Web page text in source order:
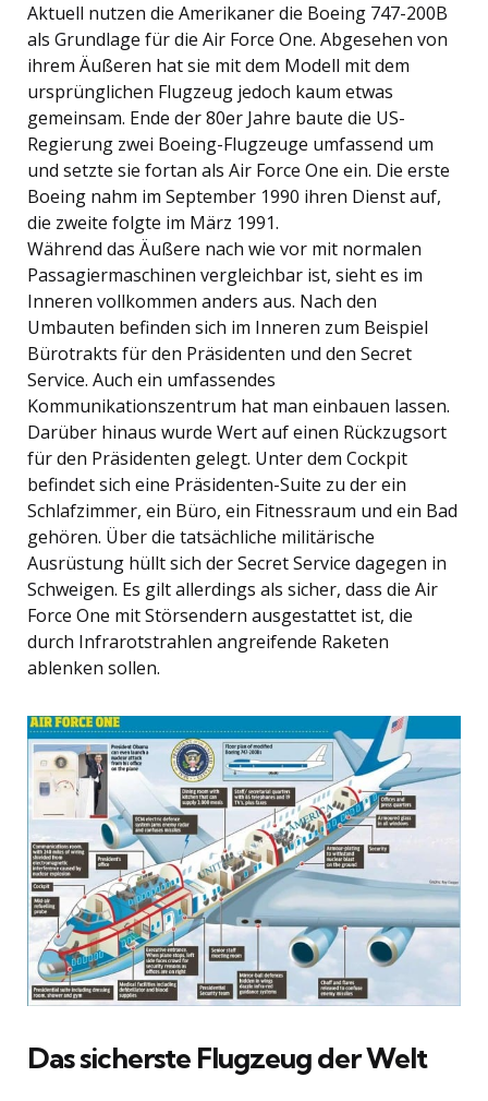
Aktuell nutzen die Amerikaner die Boeing 747-200B
als Grundlage für die Air Force One. Abgesehen von
ihrem Äußeren hat sie mit dem Modell mit dem
ursprünglichen Flugzeug jedoch kaum etwas
gemeinsam. Ende der 80er Jahre baute die US-
Regierung zwei Boeing-Flugzeuge umfassend um
und setzte sie fortan als Air Force One ein. Die erste
Boeing nahm im September 1990 ihren Dienst auf,
die zweite folgte im März 1991.
Während das Äußere nach wie vor mit normalen
Passagiermaschinen vergleichbar ist, sieht es im
Inneren vollkommen anders aus. Nach den
Umbauten befinden sich im Inneren zum Beispiel
Bürotrakts für den Präsidenten und den Secret
Service. Auch ein umfassendes
Kommunikationszentrum hat man einbauen lassen.
Darüber hinaus wurde Wert auf einen Rückzugsort
für den Präsidenten gelegt. Unter dem Cockpit
befindet sich eine Präsidenten-Suite zu der ein
Schlafzimmer, ein Büro, ein Fitnessraum und ein Bad
gehören. Über die tatsächliche militärische
Ausrüstung hüllt sich der Secret Service dagegen in
Schweigen. Es gilt allerdings als sicher, dass die Air
Force One mit Störsendern ausgestattet ist, die
durch Infrarotstrahlen angreifende Raketen
ablenken sollen.
Das sicherste Flugzeug der Welt